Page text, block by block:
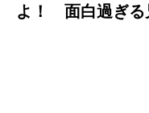
よ！ 面白過ぎる